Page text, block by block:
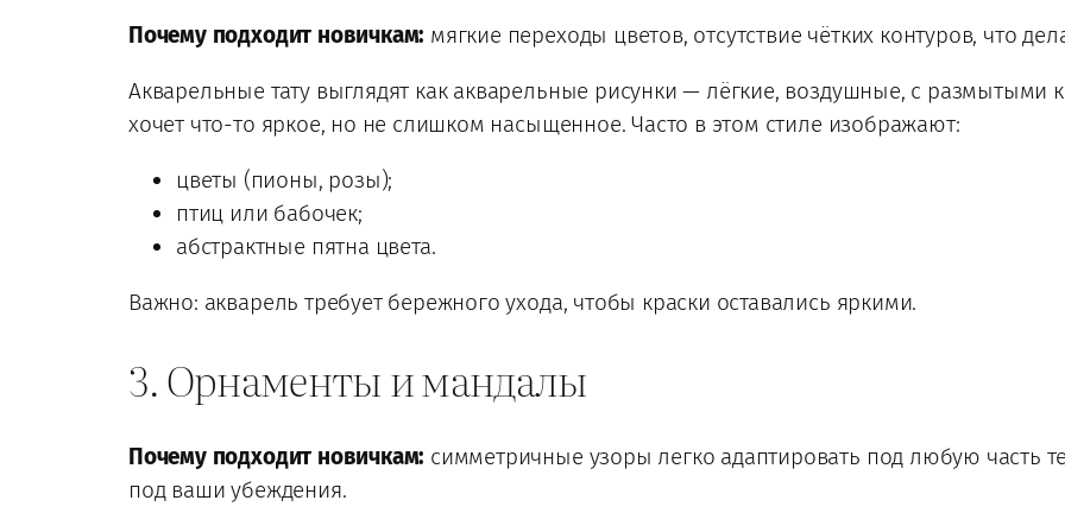
Почему подходит новичкам: мягкие переходы цветов, отсутствие чётких контуров, что
Акварельные тату выглядят как акварельные рисунки — лёгкие, воздушные, с размытыми
хочет что-то яркое, но не слишком насыщенное. Часто в этом стиле изображают:
цветы (пионы, розы);
птиц или бабочек;
абстрактные пятна цвета.
Важно: акварель требует бережного ухода, чтобы краски оставались яркими.
3. Орнаменты и мандалы
Почему подходит новичкам: симметричные узоры легко адаптировать под любую часть
под ваши убеждения.